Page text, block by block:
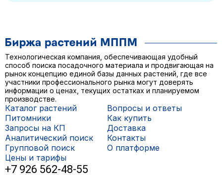
Технологическая компания, обеспечивающая удобный
способ поиска посадочного материала и продвигающая на
рынок концепцию единой базы данных растений, где все
участники профессионального рынка могут доверять
информации о ценах, текущих остатках и планируемом
производстве.
Каталог растений
Питомники
Запросы на КП
Аналитический поиск
Групповой поиск
Цены и тарифы
Вопросы и ответы
Как купить
Доставка
Контакты
О платформе
+7 926 562-48-55